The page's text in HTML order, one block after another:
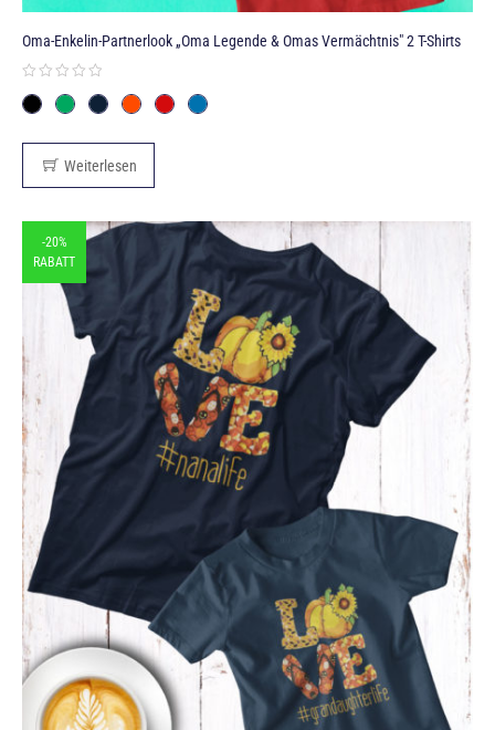
Oma-Enkelin-Partnerlook „Oma Legende & Omas Vermächtnis" 2 T-Shirts
Weiterlesen
-20%
RABATT